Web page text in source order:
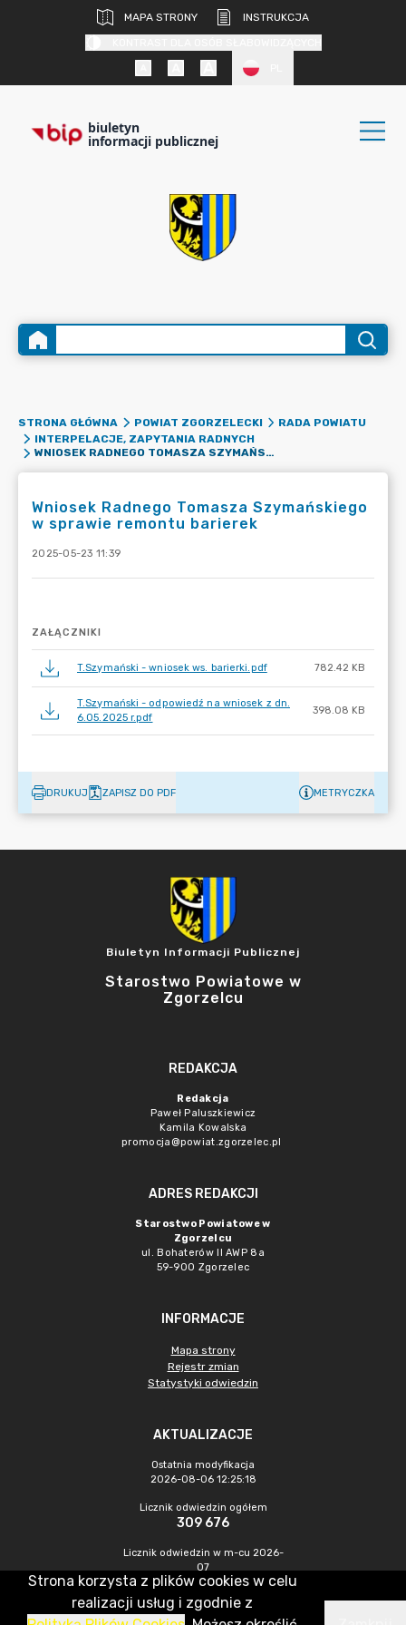
MAPA STRONY
INSTRUKCJA
biuletyn
informacji publicznej
STRONA GŁÓWNA POWIAT ZGORZELECKI
RADA POWIATU
INTERPELACJE, ZAPYTANIA RADNYCH
WNIOSEK RADNEGO TOMASZA SZYMAŃSKIEGO W SPRAWIE REMONTU BARIEREK
Wniosek Radnego Tomasza Szymańskiego
w sprawie remontu barierek
2025-05-23 11:39
ZAŁĄCZNIKI
T.Szymański - wniosek ws. barierki.pdf 782.42 KB
T.Szymański - odpowiedź na wniosek z dn.
6.05.2025 r.pdf
398.08 KB
DRUKUJ ZAPISZ DO PDF METRYCZKA
Biuletyn Informacji Publicznej
Starostwo Powiatowe w
Zgorzelcu
REDAKCJA
Redakcja
Paweł Paluszkiewicz
Kamila Kowalska
promocja@powiat.zgorzelec.pl
ADRES REDAKCJI
Starostwo Powiatowe w
Zgorzelcu
ul. Bohaterów II AWP 8a
59-900 Zgorzelec
INFORMACJE
Mapa strony
Rejestr zmian
Statystyki odwiedzin
AKTUALIZACJE
Ostatnia modyfikacja
2026-08-06 12:25:18
Licznik odwiedzin ogółem
309 676
Licznik odwiedzin w m-cu 2026-
07
374
Strona korzysta z plików cookies w celu
realizacji usług i zgodnie z